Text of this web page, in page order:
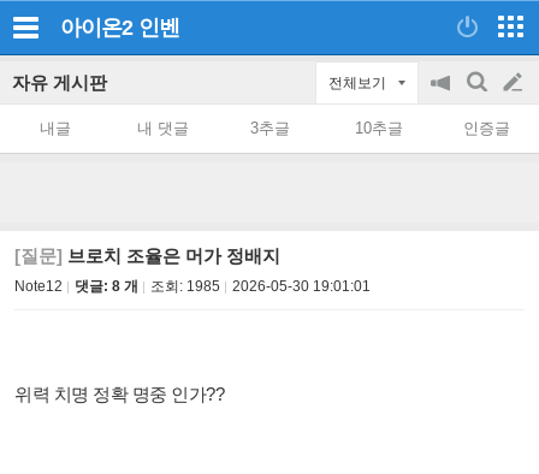
아이온2 인벤
자유 게시판 전체보기
공
on/off
검
색
글
쓰
내글 내 댓글 3추글 10추글 인증글
[질문] 브로치 조율은 머가 정배지
Note12 댓글: 8 개 조회: 1985 2026-05-30 19:01:01
위력 치명 정확 명중 인가??